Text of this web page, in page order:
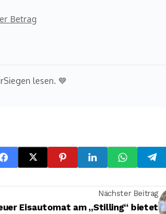
Betrag
lesen. 💙
Nächster Beitrag
Eisautomat am „Stilling“ bietet